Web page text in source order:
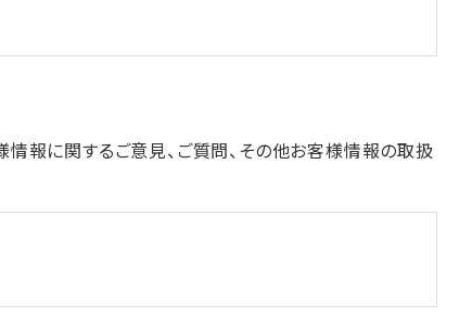
報に関するご意見、ご質問、その他お客様情報の取扱